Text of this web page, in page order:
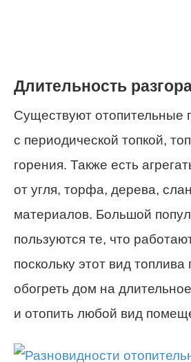
Длительность
Существуют отопительные
с периодической топкой,
горения. Также есть
от угля, торфа, дерева,
материалов. Большой
пользуются те, что
поскольку этот вид топлива
обогреть дом на
и отопить любой вид